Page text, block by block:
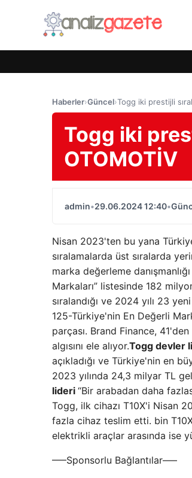
Haberler›Güncel›Togg iki prestijli
Togg iki
OTOMOTİV
admin•29.06.2024 12:40•
Nisan 2023'ten bu yana
sıralamalarda üst sıralarda
marka değerleme
Markaları” listesinde 182
sıralandığı ve 2024 yılı 23
125-Türkiye'nin En Değerli
parçası. Brand Finance,
algısını ele alıyor.Togg devler
açıkladığı ve Türkiye'nin en
2023 yılında 24,3 milyar TL
lideri “Bir arabadan daha
Togg, ilk cihazı T10X'i Nisan
fazla cihaz teslim etti. bin
elektrikli araçlar arasında ise
—–Sponsorlu Bağlantılar—–